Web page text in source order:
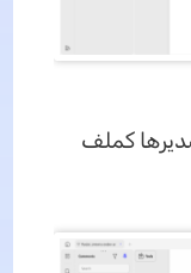
كملف